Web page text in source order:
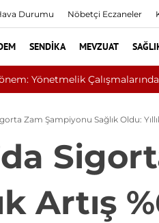
Durumu Nöbetçi Eczaneler
SENDIKA MEVZUAT
Sivilce Sandı, Cilt
Zam Şampiyonu Sağlık Oldu:
Artış